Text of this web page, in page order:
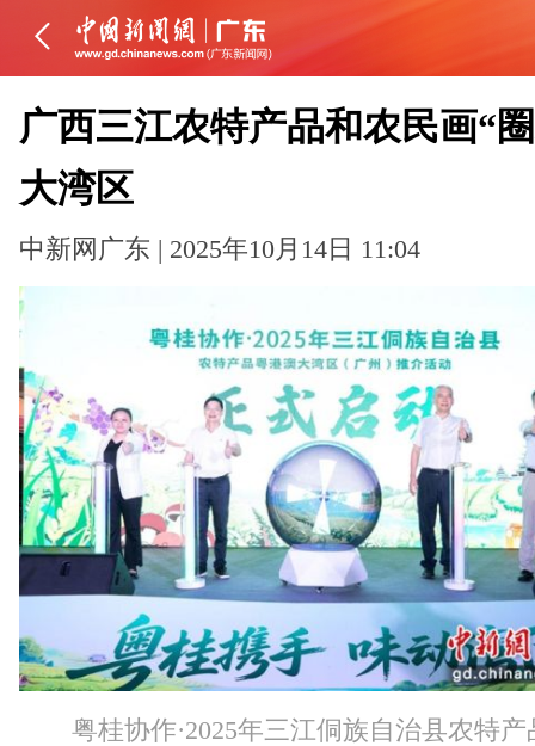
广西三江农特产品和农民画“
大湾区
中新网广东 | 2025年10月14日 11:04
粤桂协作·2025年三江侗族自治县农特